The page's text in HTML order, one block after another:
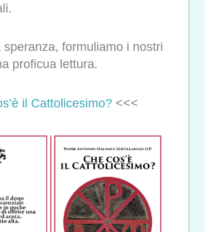
speranza, formuliamo i nostri
proficua lettura.
il Cattolicesimo? <<<